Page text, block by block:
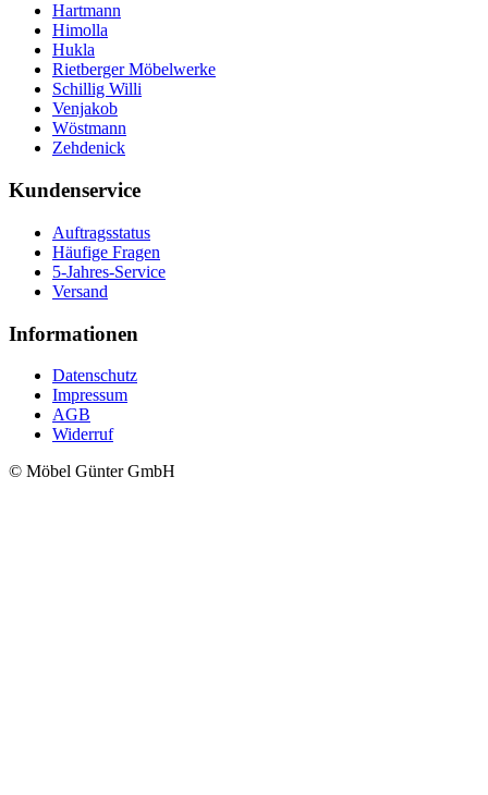
Hartmann
Himolla
Hukla
Rietberger Möbelwerke
Schillig Willi
Venjakob
Wöstmann
Zehdenick
Kundenservice
Auftragsstatus
Häufige Fragen
5-Jahres-Service
Versand
Informationen
Datenschutz
Impressum
AGB
Widerruf
© Möbel Günter GmbH